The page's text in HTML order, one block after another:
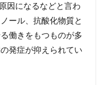
因になるなどと言わ
ール、抗酸化物質と
働きをもつものが多
発症が抑えられてい